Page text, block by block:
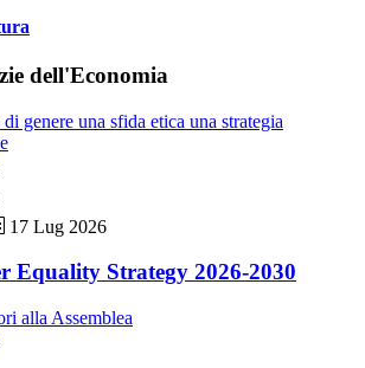
dell'Economia
17 Lug 2026
Equality Strategy 2026-2030